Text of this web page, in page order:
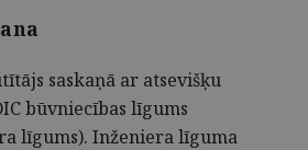
saskaņā ar atsevišķu
būvniecības līgums
līgums). Inženiera līguma